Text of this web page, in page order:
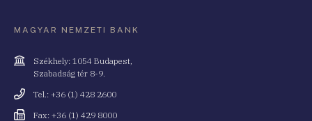
MAGYAR NEMZETI BANK
Cím
Székhely: 1054 Budapest,
Szabadság tér 8-9.
Telefonszám
Tel.: +36 (1) 428 2600
Fax
Fax: +36 (1) 429 8000